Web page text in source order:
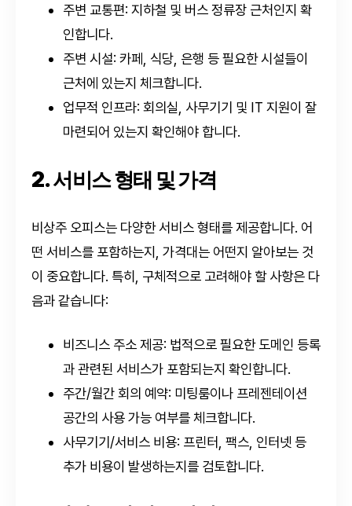
주변 교통편: 지하철 및 버스 정류장 근처인지 확
인합니다.
주변 시설: 카페, 식당, 은행 등 필요한 시설들이
근처에 있는지 체크합니다.
업무적 인프라: 회의실, 사무기기 및 IT 지원이 잘
마련되어 있는지 확인해야 합니다.
2. 서비스 형태 및 가격
비상주 오피스는 다양한 서비스 형태를 제공합니다. 어
떤 서비스를 포함하는지, 가격대는 어떤지 알아보는 것
이 중요합니다. 특히, 구체적으로 고려해야 할 사항은 다
음과 같습니다:
비즈니스 주소 제공: 법적으로 필요한 도메인 등록
과 관련된 서비스가 포함되는지 확인합니다.
주간/월간 회의 예약: 미팅룸이나 프레젠테이션
공간의 사용 가능 여부를 체크합니다.
사무기기/서비스 비용: 프린터, 팩스, 인터넷 등
추가 비용이 발생하는지를 검토합니다.